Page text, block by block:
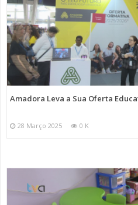
Amadora Leva a Sua Oferta
28 Março 2025 0 K